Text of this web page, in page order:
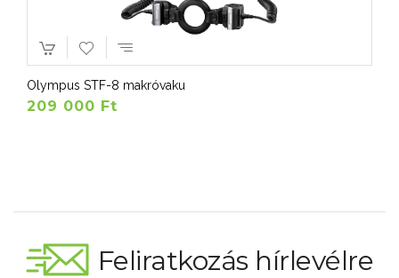
Olympus STF-8 makróvaku
209 000 Ft
Feliratkozás hírlevélre